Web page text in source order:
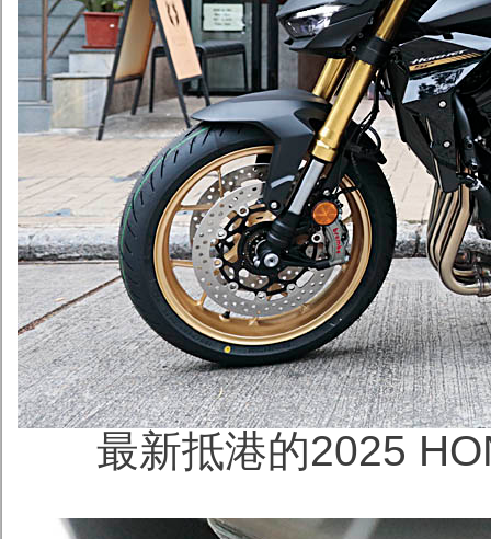
最新抵港的2025